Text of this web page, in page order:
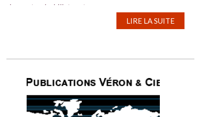
les pertes. Le billet vert...
LIRE LA SUITE